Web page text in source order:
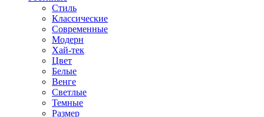
Стиль
Классические
Современные
Модерн
Хай-тек
Цвет
Белые
Венге
Светлые
Темные
Размер